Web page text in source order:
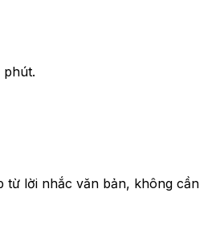
phút.
từ lời nhắc văn bản, không cần